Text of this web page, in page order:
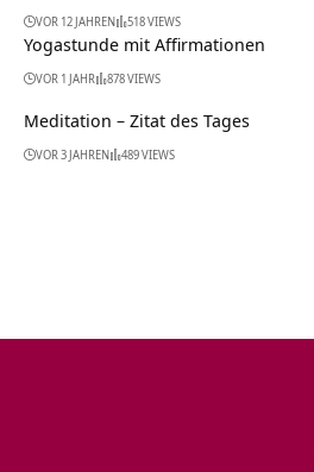
VOR 12 JAHREN 518 VIEWS
Yogastunde mit Affirmationen
VOR 1 JAHR 878 VIEWS
Meditation – Zitat des Tages
VOR 3 JAHREN 489 VIEWS